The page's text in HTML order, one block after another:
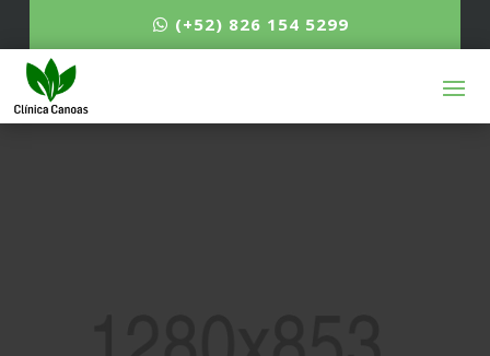
(+52) 826 154 5299